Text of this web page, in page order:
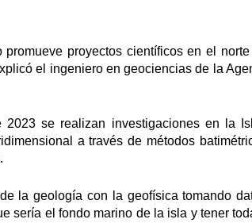
proyectos científicos en el
el ingeniero en geociencias de la
se realizan investigaciones en la
a través de métodos
la geología con la geofísica tomando
sería el fondo marino de la isla y tener